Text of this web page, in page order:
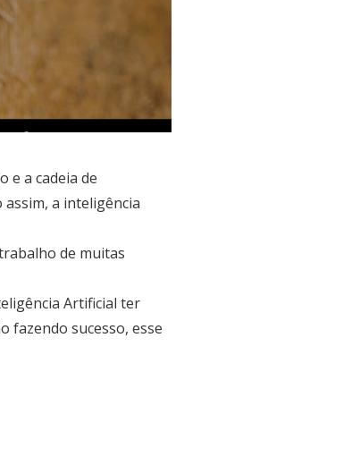
e a cadeia de
a inteligência
de muitas
Artificial ter
fazendo sucesso, esse